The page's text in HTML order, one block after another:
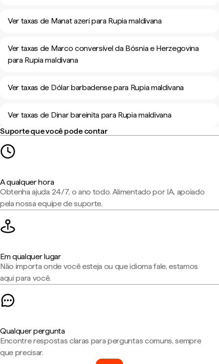
Ver taxas de Manat azeri para Rupia maldivana
Ver taxas de Marco conversível da Bósnia e Herzegovina
para Rupia maldivana
Ver taxas de Dólar barbadense para Rupia maldivana
Ver taxas de Dinar bareinita para Rupia maldivana
Suporte que você pode contar
A qualquer hora
Obtenha ajuda 24/7, o ano todo. Alimentado por IA, apoiado
pela nossa equipe de suporte.
Em qualquer lugar
Não importa onde você esteja ou que idioma fale, estamos
aqui para você.
Qualquer pergunta
Encontre respostas claras para perguntas comuns, sempre
que precisar.